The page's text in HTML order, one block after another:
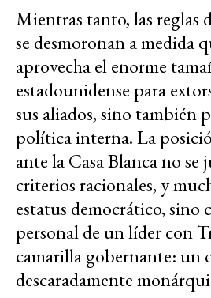
Mientras tanto, las reglas
se desmoronan a medida
aprovecha el enorme
estadounidense para
sus aliados, sino también
política interna. La
ante la Casa Blanca no se
criterios racionales, y
estatus democrático, sino
personal de un líder con
camarilla gobernante: un
descaradamente